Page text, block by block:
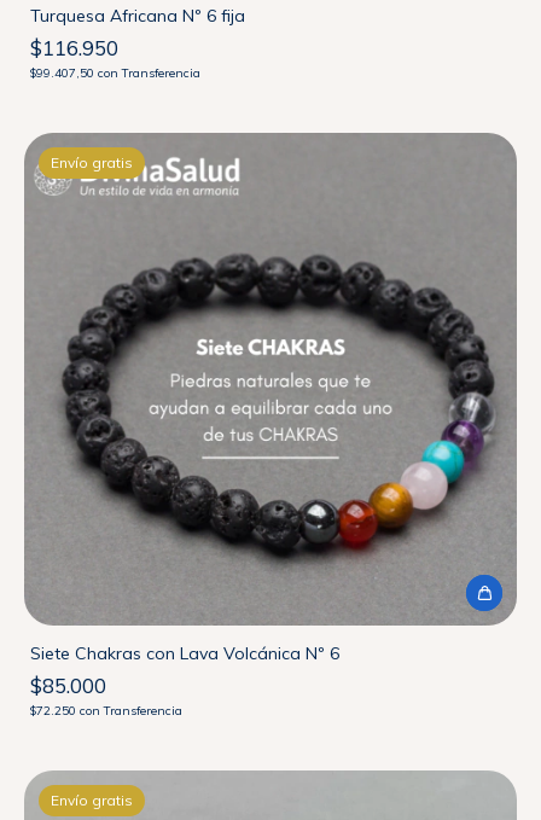
Turquesa Africana Nº 6 fija
$116.950
$99.407,50 con Transferencia
Envío gratis
Siete Chakras con Lava Volcánica Nº 6
$85.000
$72.250 con Transferencia
Envío gratis